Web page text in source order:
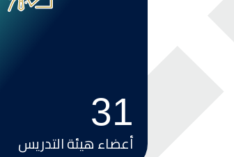
31
أعضاء هيئة التدريس